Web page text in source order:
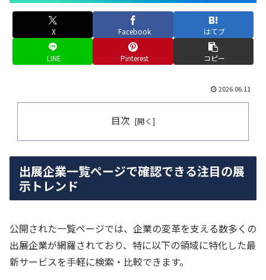
X Facebook はてブ
LINE Pinterest コピー
2026.06.11
目次
出展企業一覧ページで確認できる注目の展
示トレンド
公開された一覧ページでは、企業の変革を支える数多くの
出展企業が網羅されており、特に以下の領域に特化した最
新サービスを手軽に検索・比較できます。